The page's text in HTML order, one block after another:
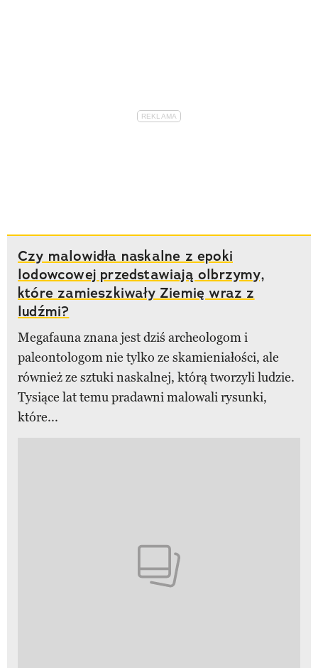
Czy malowidła naskalne z epoki
lodowcowej przedstawiają olbrzymy,
które zamieszkiwały Ziemię wraz z
ludźmi?
Megafauna znana jest dziś archeologom i
paleontologom nie tylko ze skamieniałości, ale
również ze sztuki naskalnej, którą tworzyli ludzie.
Tysiące lat temu pradawni malowali rysunki,
które...